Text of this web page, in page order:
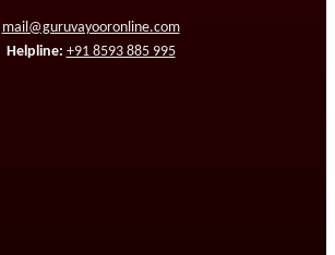
mail@guruvayooronline.com
Helpline: +91 8593 885 995